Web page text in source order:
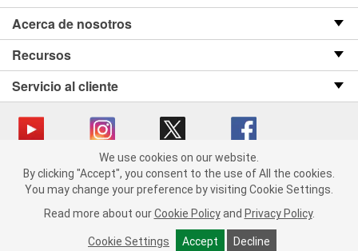
We use cookies on our website. By clicking "Accept", you consent
to the use of All the cookies.
You may change your preference by visiting Cookie Settings.
Read more about our Cookie Policy and Privacy Policy.
Cookie Settings Accept Decline
Acerca de nosotros
Recursos
Servicio al cliente
Copyright © 2008-2026 O’Reilly Auto Parts v OST_3.2.0.0.729 (3) cv1361
catalog_main
Política de privacidad
Ley de transparencia en las cadenas de suministro
We use cookies on our website.
By clicking "Accept", you consent to the use of All the cookies.
You may change your preference by visiting Cookie Settings.
Read more about our Cookie Policy and Privacy Policy.
Cookie Settings Accept Decline